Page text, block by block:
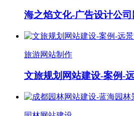
海之焰文化-广告设计公
旅游网站制作
文旅规划网站建设-案例-